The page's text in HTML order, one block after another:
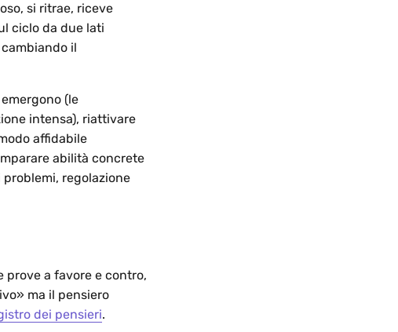
si ritrae, riceve
ciclo da due lati
il
(le
intensa), riattivare
affidabile
abilità concrete
regolazione
a favore e contro,
ma il pensiero
dei pensieri.